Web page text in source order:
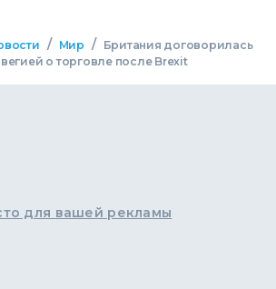
/ Мир /
Британия договорилась
о торговле после Brexit
для вашей рекламы